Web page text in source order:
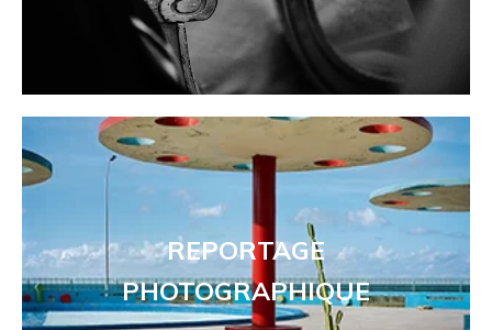
REPORTAGE
PHOTOGRAPHIQUE